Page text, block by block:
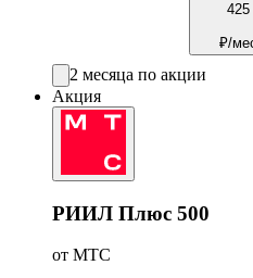
425
₽/
2 месяца по акции
Акция
РИИЛ Плюс 500
от МТС